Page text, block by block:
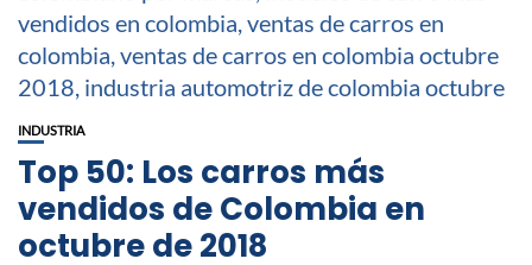
INDUSTRIA
Top 50: Los carros más
vendidos de Colombia en
octubre de 2018